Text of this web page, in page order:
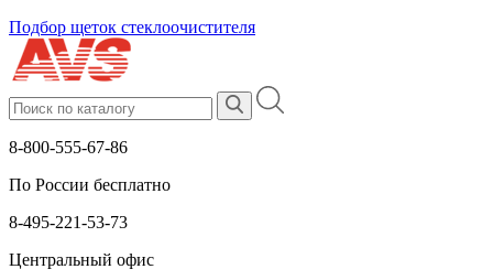
Подбор щеток стеклоочистителя
8-800-555-67-86
По России бесплатно
8-495-221-53-73
Центральный офис